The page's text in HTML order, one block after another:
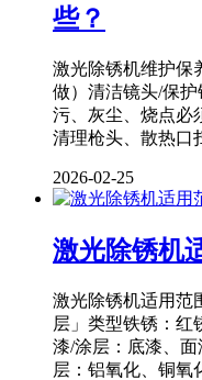
些？
激光除锈机维护保
做）清洁镜头/保
污、灰尘、烧点必
清理枪头、散热口
2026-02-25
激光除锈机
激光除锈机适用范
层」类型铁锈：红
漆/涂层：底漆、
层：铝氧化、铜氧